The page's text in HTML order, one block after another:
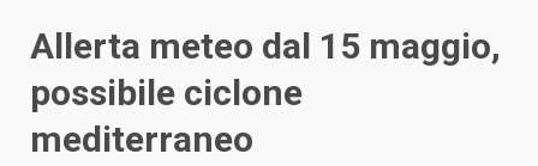
Allerta meteo dal 15 maggio,
possibile ciclone
mediterraneo